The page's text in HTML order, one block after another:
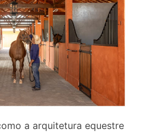
a arquitetura equestre